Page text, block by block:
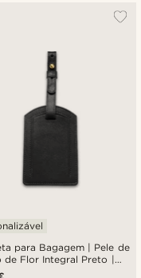
para Bagagem | Pele de
de Flor Integral Preto |